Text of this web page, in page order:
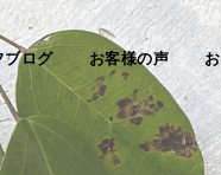
ブログ お客様の声